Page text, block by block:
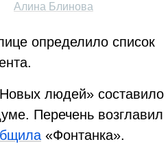
Алина Блинова
определило список
людей» составило
Перечень возглавил
«Фонтанка».